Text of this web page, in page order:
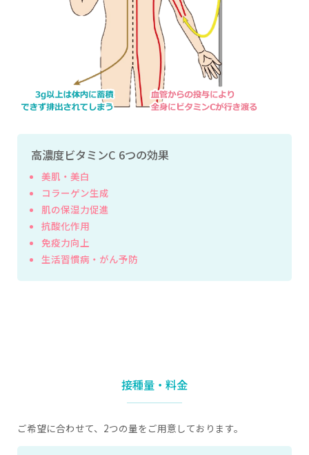
高濃度ビタミンC 6つの効果
美肌・美白
コラーゲン生成
肌の保湿力促進
抗酸化作用
免疫力向上
生活習慣病・がん予防
接種量・料金
ご希望に合わせて、2つの量をご用意しております。